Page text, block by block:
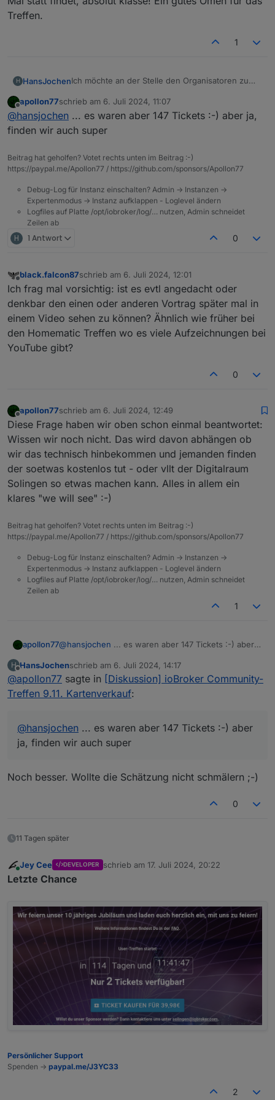
Treffen.
1
H HansJochenIch möchte an der Stelle den Organisatoren zu
1 Monat nach Verkaufsstart sind von den 71
Tickets noch 7 übrig, die werden bis Monatsende
sicher auch weg sein. Da ja sicher der
findet, absolut klasse! Ein gutes Omen für das
Treffen.
Offline
apollon77schrieb am 6. Juli 2024, 11:07
zuletzt editiert von
@hansjochen ... es waren aber 147 Tickets :-) aber ja,
finden wir auch super
Beitrag hat geholfen? Votet rechts unten im Beitrag :-)
https://paypal.me/Apollon77 / https://github.com/sponsors/Apollon77
Debug-Log für Instanz einschalten? Admin -> Instanzen ->
Expertenmodus -> Instanz aufklappen - Loglevel ändern
Logfiles auf Platte /opt/iobroker/log/… nutzen, Admin schneidet
Zeilen ab
H 1 Antwort 0
Offline
black.falcon87schrieb am 6. Juli 2024, 12:01
zuletzt editiert von
Ich frag mal vorsichtig: ist es evtl angedacht oder
denkbar den einen oder anderen Vortrag später mal in
einem Video sehen zu können? Ähnlich wie früher bei
den Homematic Treffen wo es viele Aufzeichnungen bei
YouTube gibt?
0
Offline
apollon77schrieb am 6. Juli 2024, 12:49
zuletzt editiert von
Diese Frage haben wir oben schon einmal beantwortet:
Wissen wir noch nicht. Das wird davon abhängen ob
wir das technisch hinbekommen und jemanden finden
der soetwas kostenlos tut - oder vllt der Digitalraum
Solingen so etwas machen kann. Alles in allem ein
klares "we will see" :-)
Beitrag hat geholfen? Votet rechts unten im Beitrag :-)
https://paypal.me/Apollon77 / https://github.com/sponsors/Apollon77
Debug-Log für Instanz einschalten? Admin -> Instanzen ->
Expertenmodus -> Instanz aufklappen - Loglevel ändern
Logfiles auf Platte /opt/iobroker/log/… nutzen, Admin schneidet
Zeilen ab
1
apollon77@hansjochen ... es waren aber 147 Tickets :-) aber
H
Offline
HansJochenschrieb am 6. Juli 2024, 14:17
zuletzt editiert von
@apollon77 sagte in [Diskussion] ioBroker Community-
Treffen 9.11. Kartenverkauf:
@hansjochen ... es waren aber 147 Tickets :-) aber
ja, finden wir auch super
Noch besser. Wollte die Schätzung nicht schmälern ;-)
0
11 Tagen später
Online
Jey Cee DEVELOPER schrieb am 17. Juli 2024, 20:22
zuletzt editiert von
Letzte Chance
Persönlicher Support
Spenden -> paypal.me/J3YC33
2